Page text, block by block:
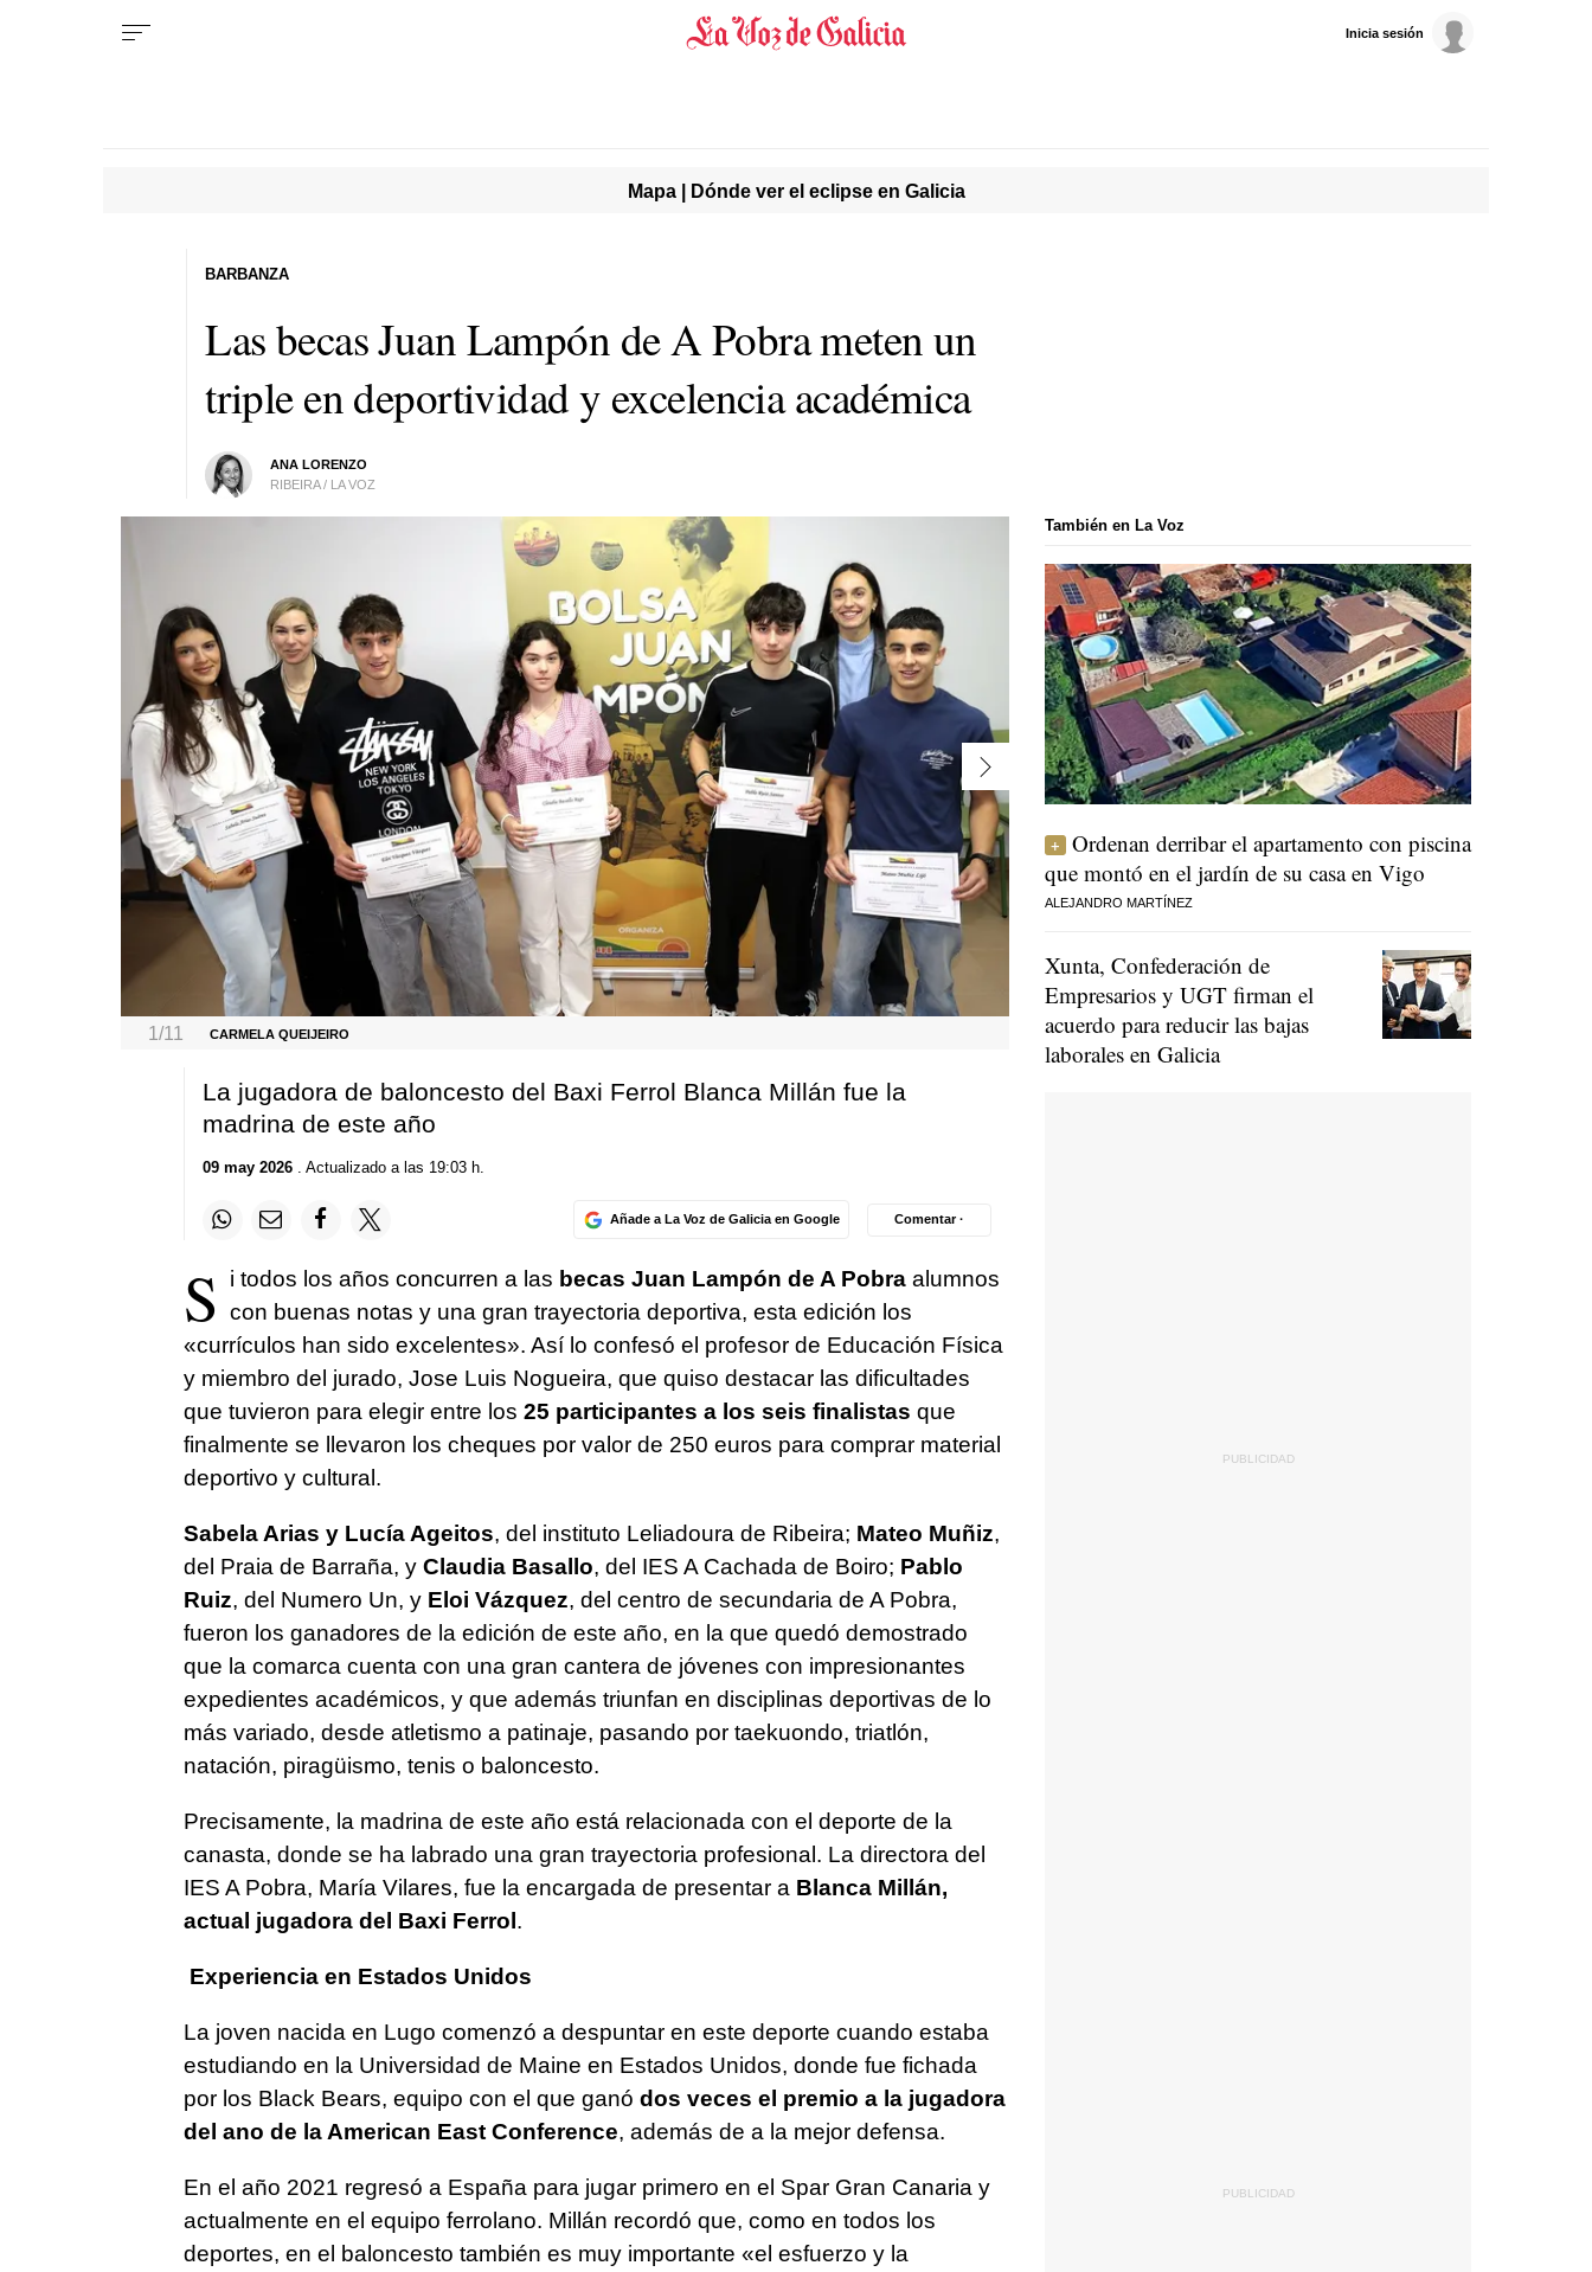
Inicia sesión
Mapa | Dónde ver el eclipse en Galicia
Las becas Juan Lampón de A Pobra meten un
triple en deportividad y excelencia académica
ANA LORENZO
RIBEIRA / LA VOZ
BARBANZA
1/11 CARMELA QUEIJEIRO
La jugadora de baloncesto del Baxi Ferrol Blanca Millán fue la
madrina de este año
09 may 2026. Actualizado a las 19:03 h.
Añade a La Voz de Galicia en Google Comentar ·
S i todos los años concurren a las becas Juan Lampón de A Pobraalumnos
con buenas notas y una gran trayectoria deportiva, esta edición los
«currículos han sido excelentes». Así lo confesó el profesor de Educación Física
y miembro del jurado, Jose Luis Nogueira, que quiso destacar las dificultades
que tuvieron para elegir entre los 25 participantes a los seis finalistas que
finalmente se llevaron los cheques por valor de 250 euros para comprar material
deportivo y cultural.
Sabela Arias y Lucía Ageitos, del instituto Leliadoura de Ribeira; Mateo Muñiz,
del Praia de Barraña, y Claudia Basallo, del IES A Cachada de Boiro; Pablo
Ruiz, del Numero Un, y Eloi Vázquez, del centro de secundaria de A Pobra,
fueron los ganadores de la edición de este año, en la que quedó demostrado
que la comarca cuenta con una gran cantera de jóvenes con impresionantes
expedientes académicos, y que además triunfan en disciplinas deportivas de lo
más variado, desde atletismo a patinaje, pasando por taekuondo, triatlón,
natación, piragüismo, tenis o baloncesto.
Precisamente, la madrina de este año está relacionada con el deporte de la
canasta, donde se ha labrado una gran trayectoria profesional. La directora del
IES A Pobra, María Vilares, fue la encargada de presentar a Blanca Millán,
actual jugadora del Baxi Ferrol .
Experiencia en Estados Unidos
La joven nacida en Lugo comenzó a despuntar en este deporte cuando estaba
estudiando en la Universidad de Maine en Estados Unidos, donde fue fichada
por los Black Bears, equipo con el que ganó dos veces el premio a la jugadora
del ano de la American East Conference, además de a la mejor defensa.
En el año 2021 regresó a España para jugar primero en el Spar Gran Canaria y
actualmente en el equipo ferrolano. Millán recordó que, como en todos los
deportes, en el baloncesto también es muy importante «el esfuerzo y la
También en La Voz
Ordenan derribar el apartamento con piscina
que montó en el jardín de su casa en Vigo
ALEJANDRO MARTÍNEZ
Xunta, Confederación de
Empresarios y UGT firman el
acuerdo para reducir las bajas
laborales en Galicia